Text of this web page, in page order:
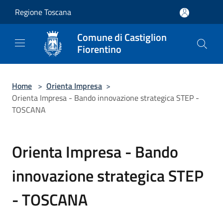
Regione Toscana
Comune di Castiglion
Fiorentino
Home > Orienta Impresa >
Orienta Impresa - Bando innovazione strategica STEP -
TOSCANA
Orienta Impresa - Bando
innovazione strategica STEP
- TOSCANA